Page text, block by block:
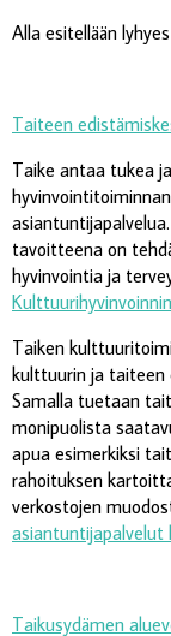
Alla esitellään
Taiteen
Taike antaa tukea
tavoitteena on
hyvinvointia ja
Taiken
kulttuurin ja taiteen
Samalla tuetaan
monipuolista
apua esimerkiksi
rahoituksen
verkostojen
asiantuntijapalvelut
Taikusydämen